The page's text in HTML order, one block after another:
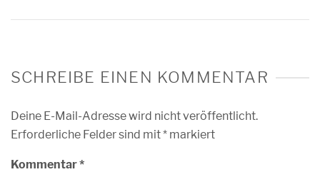
SCHREIBE EINEN KOMMENTAR
Deine E-Mail-Adresse wird nicht veröffentlicht.
Erforderliche Felder sind mit* markiert
Kommentar*